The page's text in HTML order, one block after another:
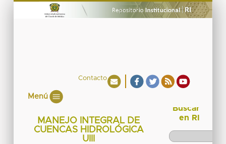
Contacto
Menú
MANEJO INTEGRAL DE
CUENCAS HIDROLÓGICA
UIII
Buscar
en RI